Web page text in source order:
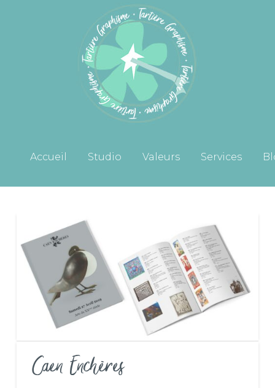
Accueil Studio Valeurs Services
Caen Enchères